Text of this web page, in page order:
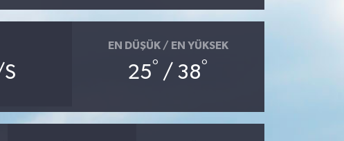
EN DÜŞÜK / EN YÜKSEK
25° / 38°